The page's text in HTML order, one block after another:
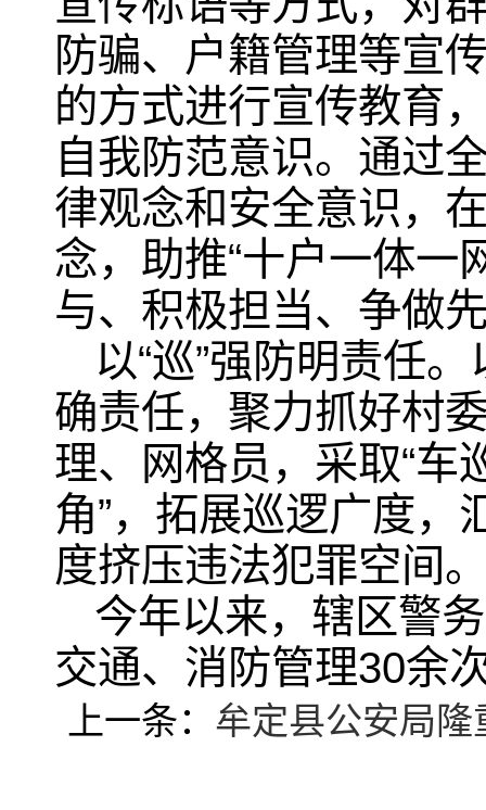
防骗、户籍管理等宣
的方式进行宣传教育
自我防范意识。通过
律观念和安全意识，
念，助推“十户一体一
与、积极担当、争做
以“巡”强防明责任
确责任，聚力抓好村
理、网格员，采取“车
角”，拓展巡逻广度
度挤压违法犯罪空间
今年以来，辖区警
交通、消防管理30余
上一条： 牟定县公安局